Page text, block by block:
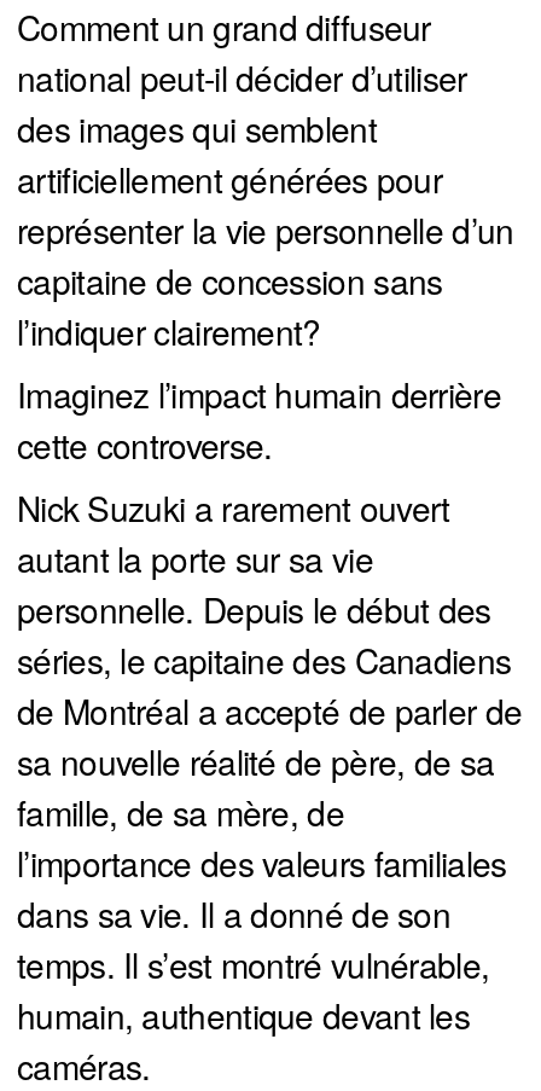
Comment un grand diffuseur
national peut-il décider d’utiliser
des images qui semblent
artificiellement générées pour
représenter la vie personnelle d’un
capitaine de concession sans
l’indiquer clairement?
Imaginez l’impact humain derrière
cette controverse.
Nick Suzuki a rarement ouvert
autant la porte sur sa vie
personnelle. Depuis le début des
séries, le capitaine des Canadiens
de Montréal a accepté de parler de
sa nouvelle réalité de père, de sa
famille, de sa mère, de
l’importance des valeurs familiales
dans sa vie. Il a donné de son
temps. Il s’est montré vulnérable,
humain, authentique devant les
caméras.